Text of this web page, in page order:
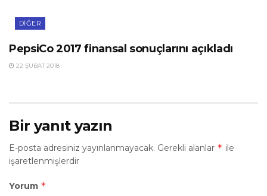
DIĞER
PepsiCo 2017 finansal sonuçlarını açıkladı
22 ŞUBAT 2018
Bir yanıt yazın
E-posta adresiniz yayınlanmayacak. Gerekli alanlar * ile
işaretlenmişlerdir
Yorum *